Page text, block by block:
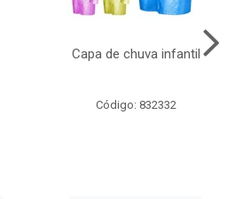
Capa de chuva infantil
Código: 832332